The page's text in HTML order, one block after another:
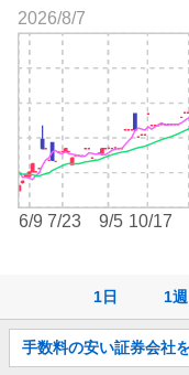
1日 1週
6/9 7/23 9/5 10/17
2026/8/7
お
知
手数料の安い証券会社